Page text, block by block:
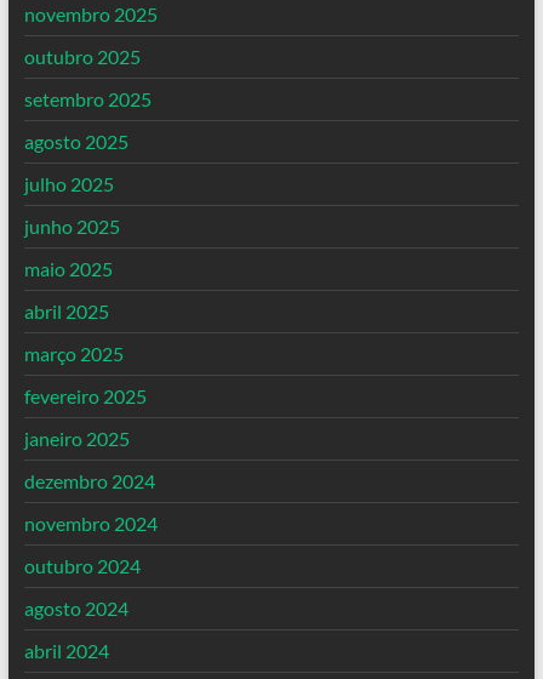
novembro 2025
outubro 2025
setembro 2025
agosto 2025
julho 2025
junho 2025
maio 2025
abril 2025
março 2025
fevereiro 2025
janeiro 2025
dezembro 2024
novembro 2024
outubro 2024
agosto 2024
abril 2024